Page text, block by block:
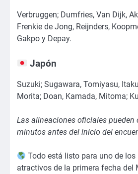
Verbruggen; Dumfries, Van Dijk,
Frenkie de Jong, Reijnders,
Gakpo y Depay.
Japón
Suzuki; Sugawara, Tomiyasu,
Morita; Doan, Kamada, Mitoma;
Las alineaciones oficiales pueden
minutos antes del inicio del
Todo está listo para uno de
atractivos de la primera fecha del